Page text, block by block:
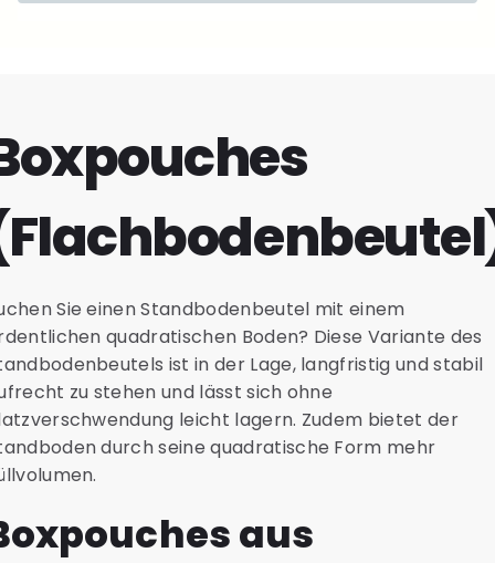
Sie einen Standbodenbeutel mit einem
quadratischen Boden? Diese Variante des
ist in der Lage, langfristig und stabil
zu stehen und lässt sich ohne
leicht lagern. Zudem bietet der
durch seine quadratische Form mehr
aus